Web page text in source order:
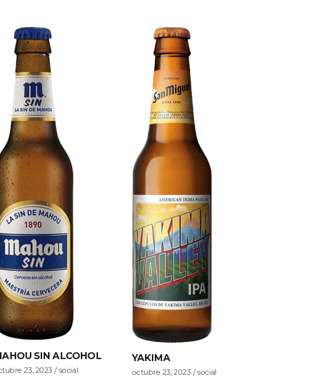
SIN ALCOHOL
23, 2023 social
YAKIMA
octubre 23, 2023 social